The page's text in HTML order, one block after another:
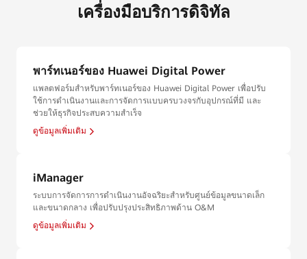
เครื่องมือบริการดิจิทัล
พาร์ทเนอร์ของ Huawei Digital Power
แพลตฟอร์มสำหรับพาร์ทเนอร์ของ Huawei Digital Power เพื่อปรับ
ใช้การดำเนินงานและการจัดการแบบครบวงจรกับอุปกรณ์ที่มี และ
ช่วยให้ธุรกิจประสบความสำเร็จ
ดูข้อมูลเพิ่มเติม
iManager
ระบบการจัดการการดำเนินงานอัจฉริยะสำหรับศูนย์ข้อมูลขนาดเล็ก
และขนาดกลาง เพื่อปรับปรุงประสิทธิภาพด้าน O&M
ดูข้อมูลเพิ่มเติม